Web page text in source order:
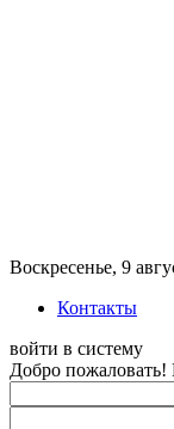
Воскресенье, 9
Контакты
войти в систему
Добро пожаловать!